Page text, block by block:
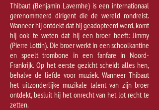
Thibaut (Benjamin Lavernhe) is een internationaal
gerenommeerd dirigent die de wereld rondreist.
Wanneer hij ontdekt dat hij geadopteerd werd, komt
hij ook te weten dat hij een broer heeft: Jimmy
(Pierre Lottin). Die broer werkt in een schoolkantine
en speelt trombone in een fanfare in Noord-
Frankrijk. Op het eerste gezicht scheidt alles hen,
behalve de liefde voor muziek. Wanneer Thibaut
het uitzonderlijke muzikale talent van zijn broer
ontdekt, besluit hij het onrecht van het lot recht te
zetten.